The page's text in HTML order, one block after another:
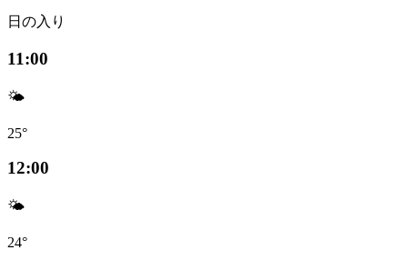
日の入り
11:00
🌤️
25°
12:00
🌤️
24°